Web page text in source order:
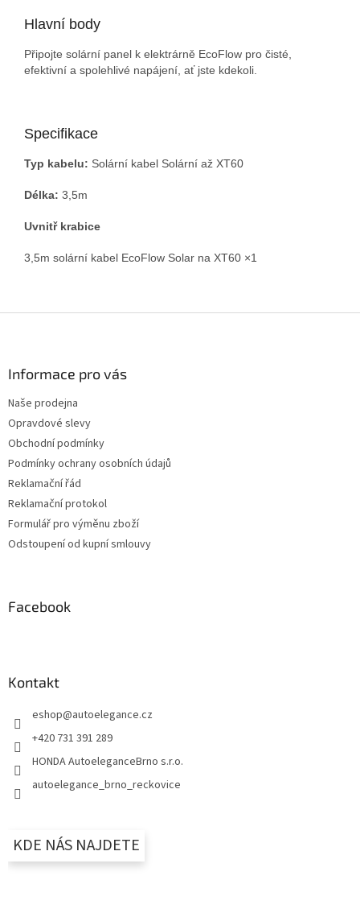
Hlavní body
Připojte solární panel k elektrárně EcoFlow pro čisté,
efektivní a spolehlivé napájení, ať jste kdekoli.
Specifikace
Typ kabelu: Solární kabel Solární až XT60
Délka: 3,5m
Uvnitř krabice
3,5m solární kabel EcoFlow Solar na XT60 ×1
Informace pro vás
Naše prodejna
Opravdové slevy
Obchodní podmínky
Podmínky ochrany osobních údajů
Reklamační řád
Reklamační protokol
Formulář pro výměnu zboží
Odstoupení od kupní smlouvy
Facebook
Kontakt
eshop@autoelegance.cz
+420 731 391 289
HONDA AutoeleganceBrno s.r.o.
autoelegance_brno_reckovice
KDE NÁS NAJDETE